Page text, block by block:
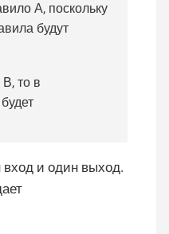
А, поскольку
будут
то в
и один выход.